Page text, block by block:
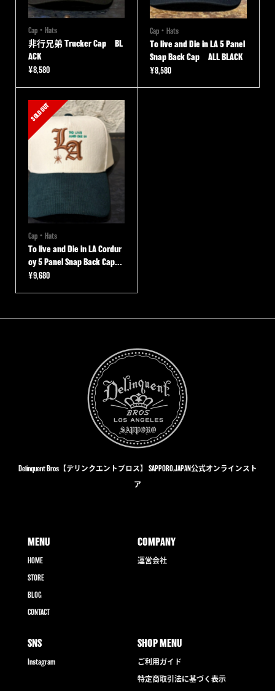
Cap・Hats
非行兄弟 Trucker Cap BL
ACK
¥8,580
Cap・Hats
To live and Die in LA 5 Panel
Snap Back Cap ALL BLACK
¥8,580
SOLD OUT
Cap・Hats
To live and Die in LA Cordur
oy 5 Panel Snap Back Cap...
¥9,680
Delinquent Bros【デリンクエントブロス】 SAPPORO,JAPAN公式オンラインスト
ア
MENU
HOME
STORE
BLOG
CONTACT
COMPANY
運営会社
SNS
Instagram
SHOP MENU
ご利用ガイド
特定商取引法に基づく表示